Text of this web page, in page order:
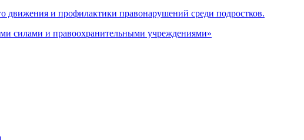
движения и профилактики правонарушений среди подростков.
силами и правоохранительными учреждениями»